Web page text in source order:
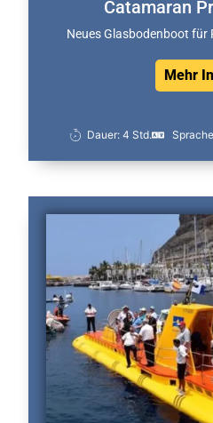
Catamaran
Neues Glasbodenboot für
Mehr
Dauer: 4 Std.